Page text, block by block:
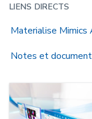
LIENS DIRECTS
Materialise Mimics
Notes et